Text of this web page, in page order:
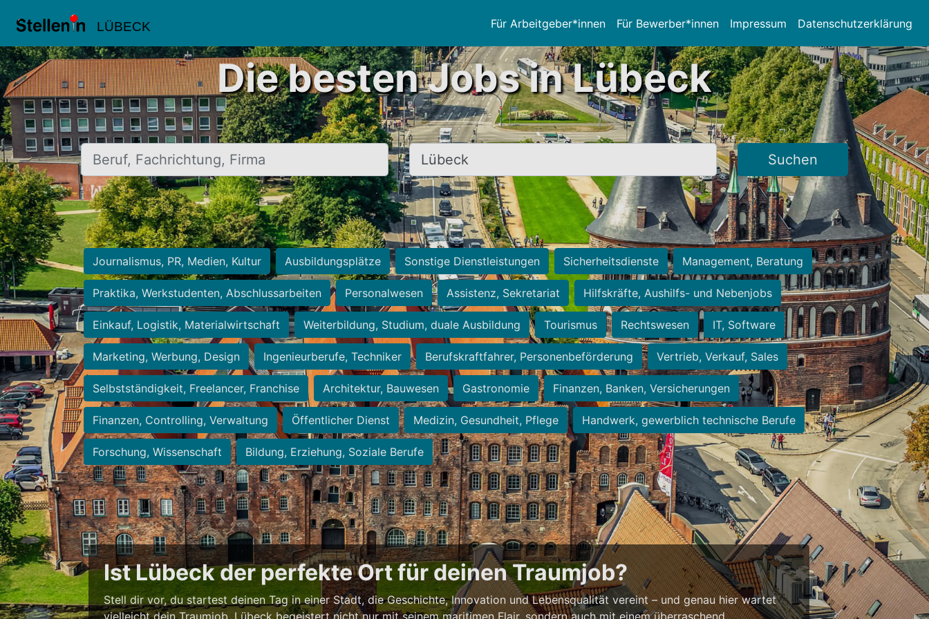
LÜBECK Für Arbeitgeber*innen Für Bewerber*innen Impressum Datenschutzerklärung
Die besten Jobs in Lübeck
Beruf, Fachrichtung, Firma Ort, Stadt Suchen
Journalismus, PR, Medien, Kultur Ausbildungsplätze Sonstige Dienstleistungen Sicherheitsdienste Management, Beratung
Praktika, Werkstudenten, Abschlussarbeiten Personalwesen Assistenz, Sekretariat Hilfskräfte, Aushilfs- und Nebenjobs
Einkauf, Logistik, Materialwirtschaft Weiterbildung, Studium, duale Ausbildung Tourismus Rechtswesen IT, Software
Marketing, Werbung, Design Ingenieurberufe, Techniker Berufskraftfahrer, Personenbeförderung Vertrieb, Verkauf, Sales
Selbstständigkeit, Freelancer, Franchise Architektur, Bauwesen Gastronomie Finanzen, Banken, Versicherungen
Finanzen, Controlling, Verwaltung Öffentlicher Dienst Medizin, Gesundheit, Pflege Handwerk, gewerblich technische Berufe
Forschung, Wissenschaft Bildung, Erziehung, Soziale Berufe
Ist Lübeck der perfekte Ort für deinen Traumjob?
Stell dir vor, du startest deinen Tag in einer Stadt, die Geschichte, Innovation und Lebensqualität vereint – und genau hier wartet